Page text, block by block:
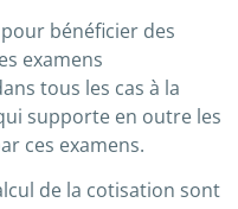
bénéficier des
examens
tous les cas à la
supporte en outre les
ces examens.
de la cotisation sont